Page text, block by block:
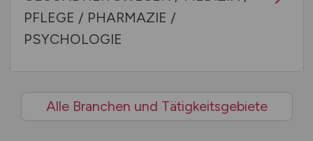
PFLEGE / PHARMAZIE /
PSYCHOLOGIE
Alle Branchen und Tätigkeitsgebiete